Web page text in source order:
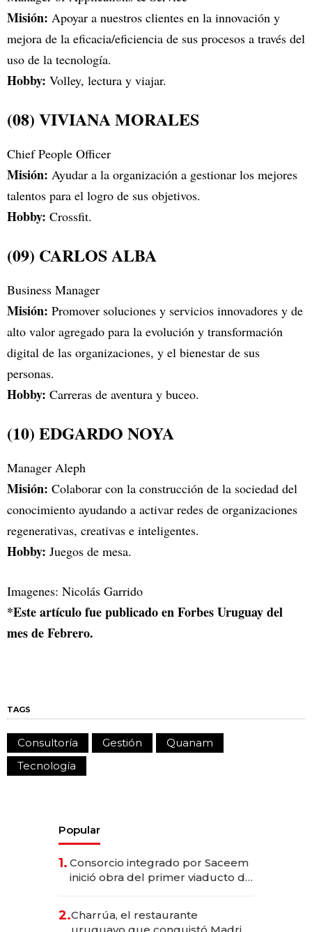
Misión: Apoyar a nuestros clientes en la innovación y
mejora de la eficacia/eficiencia de sus procesos a través del
uso de la tecnología.
Hobby: Volley, lectura y viajar.
(08) VIVIANA MORALES
Chief People Officer
Misión: Ayudar a la organización a gestionar los mejores
talentos para el logro de sus objetivos.
Hobby: Crossfit.
(09) CARLOS ALBA
Business Manager
Misión: Promover soluciones y servicios innovadores y de
alto valor agregado para la evolución y transformación
digital de las organizaciones, y el bienestar de sus
personas.
Hobby: Carreras de aventura y buceo.
(10) EDGARDO NOYA
Manager Aleph
Misión: Colaborar con la construcción de la sociedad del
conocimiento ayudando a activar redes de organizaciones
regenerativas, creativas e inteligentes.
Hobby: Juegos de mesa.
Imagenes: Nicolás Garrido
*Este artículo fue publicado en Forbes Uruguay del
mes de Febrero.
TAGS
Consultoría Gestión
Quanam
Tecnología
Popular
1. Consorcio integrado por Saceem
inició obra del primer viaducto de
millones
2.Charrúa, el restaurante